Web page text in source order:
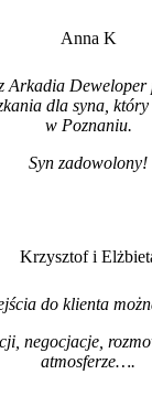
Anna K
Arkadia Deweloper
dla syna, który
w Poznaniu.
Syn zadowolony!
Krzysztof i
do klienta
negocjacje,
atmosferze….